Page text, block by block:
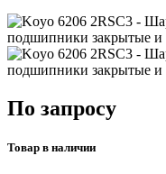
По запросу
Товар в наличии